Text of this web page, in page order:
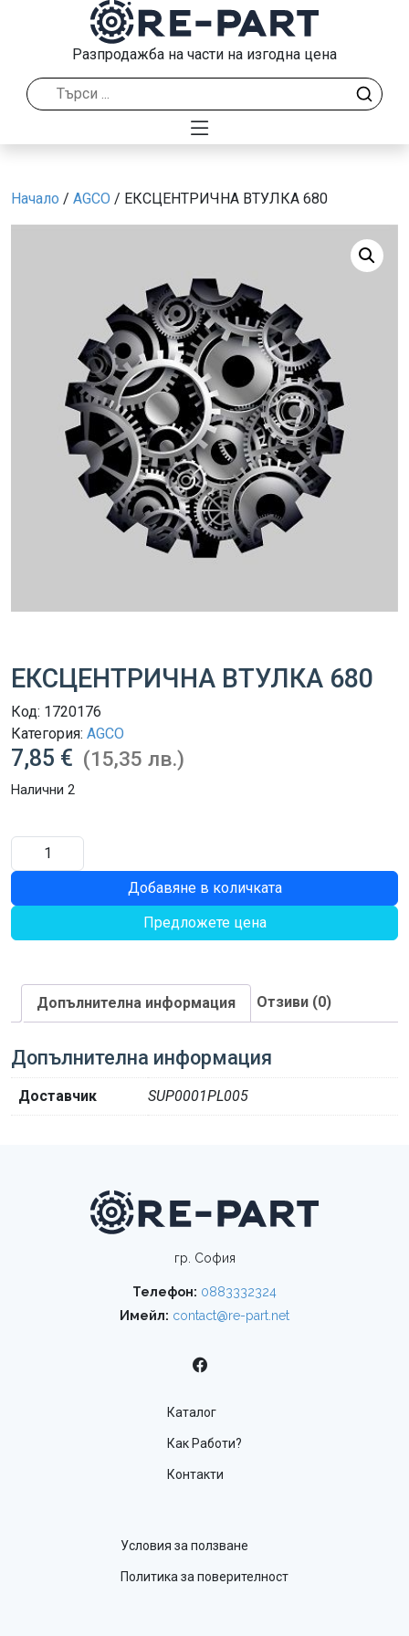
Разпродажба на части на изгодна цена
Начало / AGCO / ЕКСЦЕНТРИЧНА ВТУЛКА 680
ЕКСЦЕНТРИЧНА ВТУЛКА 680
Код: 1720176
Категория: AGCO
7,85 € (15,35 лв.)
Налични 2
количество
за
ВТУЛКА
680
Добавяне в количката
Предложете цена
Допълнителна информация Отзиви (0)
Допълнителна информация
Доставчик SUP0001PL005
гр. София
Телефон: 0883332324
Имейл: contact@re-part.net
Каталог
Как Работи?
Контакти
Условия за ползване
Политика за поверителност